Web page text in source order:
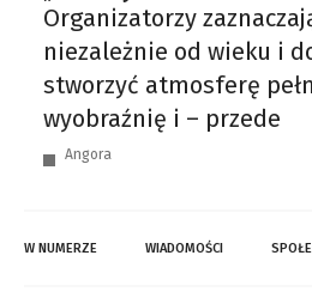
Organizatorzy
niezależnie od wieku i
stworzyć atmosferę
wyobraźnię i – przede
Angora
W NUMERZE WIADOMOŚCI